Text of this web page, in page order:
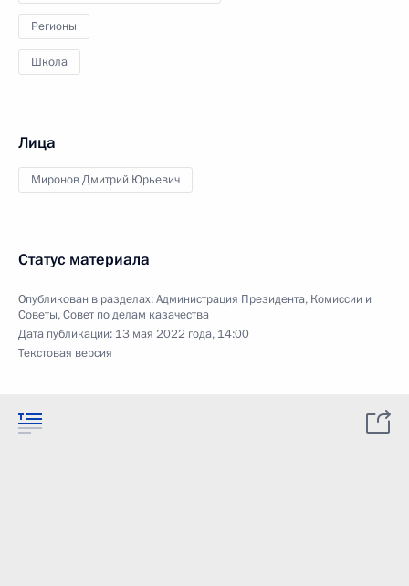
Регионы
Школа
Лица
Миронов Дмитрий Юрьевич
Статус материала
Опубликован в разделах:Администрация Президента, Комиссии и
Советы,Совет по делам казачества
Дата публикации: 13 мая 2022 года, 14:00
Текстовая версия